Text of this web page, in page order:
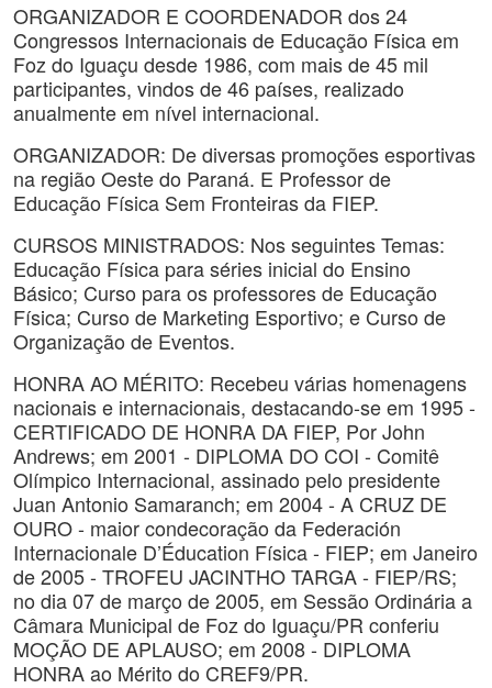
ORGANIZADOR E COORDENADOR dos 24
Congressos Internacionais de Educação Física em
Foz do Iguaçu desde 1986, com mais de 45 mil
participantes, vindos de 46 países, realizado
anualmente em nível internacional.
ORGANIZADOR: De diversas promoções esportivas
na região Oeste do Paraná. E Professor de
Educação Física Sem Fronteiras da FIEP.
CURSOS MINISTRADOS: Nos seguintes Temas:
Educação Física para séries inicial do Ensino
Básico; Curso para os professores de Educação
Física; Curso de Marketing Esportivo; e Curso de
Organização de Eventos.
HONRA AO MÉRITO: Recebeu várias homenagens
nacionais e internacionais, destacando-se em 1995 -
CERTIFICADO DE HONRA DA FIEP, Por John
Andrews; em 2001 - DIPLOMA DO COI - Comitê
Olímpico Internacional, assinado pelo presidente
Juan Antonio Samaranch; em 2004 - A CRUZ DE
OURO - maior condecoração da Federación
Internacionale D’Éducation Física - FIEP; em Janeiro
de 2005 - TROFEU JACINTHO TARGA - FIEP/RS;
no dia 07 de março de 2005, em Sessão Ordinária a
Câmara Municipal de Foz do Iguaçu/PR conferiu
MOÇÃO DE APLAUSO; em 2008 - DIPLOMA
HONRA ao Mérito do CREF9/PR.